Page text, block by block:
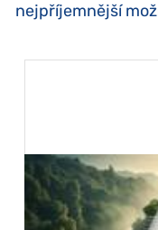
nejpříjemnější